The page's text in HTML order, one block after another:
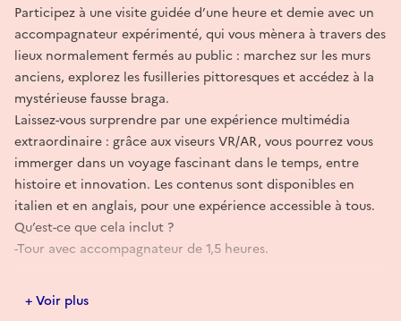
Participez à une visite guidée d’une heure et demie avec un
accompagnateur expérimenté, qui vous mènera à travers des
lieux normalement fermés au public : marchez sur les murs
anciens, explorez les fusilleries pittoresques et accédez à la
mystérieuse fausse braga.
Laissez-vous surprendre par une expérience multimédia
extraordinaire : grâce aux viseurs VR/AR, vous pourrez vous
immerger dans un voyage fascinant dans le temps, entre
histoire et innovation. Les contenus sont disponibles en
italien et en anglais, pour une expérience accessible à tous.
Qu’est-ce que cela inclut ?
-Tour avec accompagnateur de 1,5 heures.
Accès aux zones exclusives.
+ Voir plus